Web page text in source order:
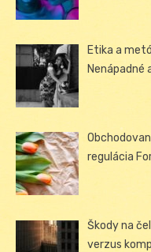
Etika a
regulácia
Škody na
verzus